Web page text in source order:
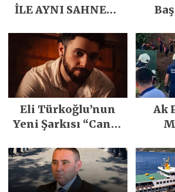
İLE AYNI SAHNEDE
Eli Türkoğlu’nun
Yeni Şarkısı “Canın
İlgi Gördü!..
Ak